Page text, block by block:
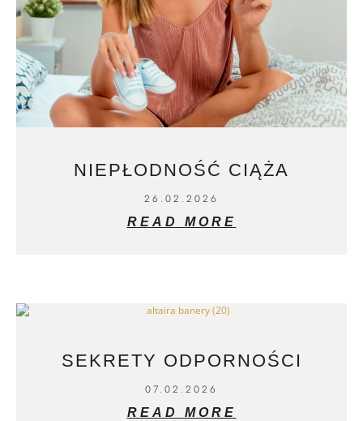
NIEPŁODNOŚĆ CIĄŻA
26.02.2026
READ MORE
SEKRETY ODPORNOŚCI
07.02.2026
READ MORE